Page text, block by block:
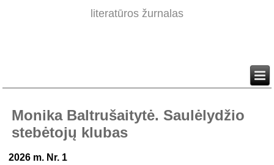
literatūros žurnalas
Monika Baltrušaitytė. Saulėlydžio
stebėtojų klubas
2026 m. Nr. 1